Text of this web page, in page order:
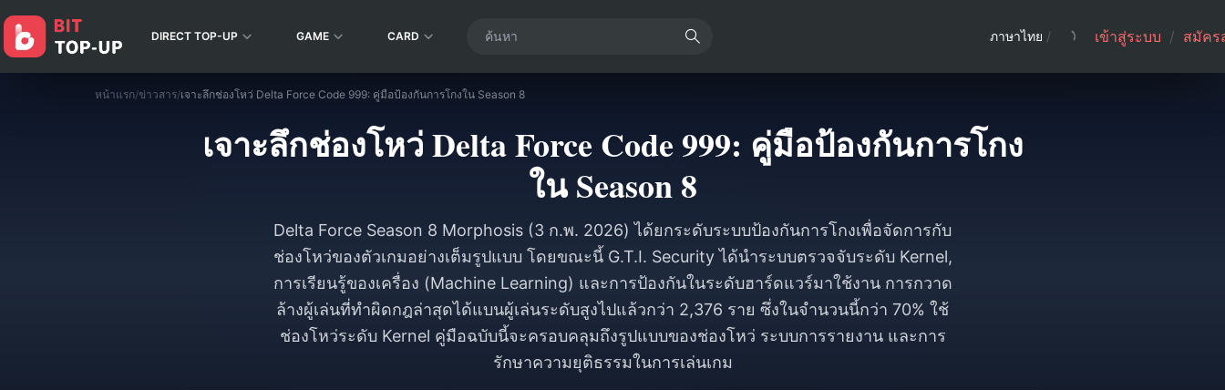
DIRECT TOP-UP GAME CARD ภาษาไทย / เข้าสู่ระบบ / สมัคร
หน้าแรก/ข่าวสาร/เจาะลึกช่องโหว่ Delta Force Code 999: คู่มือป้องกันการโกงใน Season 8
เจาะลึกช่องโหว่ Delta Force Code 999: คู่มือป้องกันการโกง
ใน Season 8
Delta Force Season 8 Morphosis (3 ก.พ. 2026) ได้ยกระดับระบบป้องกันการโกงเพื่อจัดการกับ
ช่องโหว่ของตัวเกมอย่างเต็มรูปแบบ โดยขณะนี้ G.T.I. Security ได้นำระบบตรวจจับระดับ Kernel,
การเรียนรู้ของเครื่อง (Machine Learning) และการป้องกันในระดับฮาร์ดแวร์มาใช้งาน การกวาด
ล้างผู้เล่นที่ทำผิดกฎล่าสุดได้แบนผู้เล่นระดับสูงไปแล้วกว่า 2,376 ราย ซึ่งในจำนวนนี้กว่า 70% ใช้
ช่องโหว่ระดับ Kernel คู่มือฉบับนี้จะครอบคลุมถึงรูปแบบของช่องโหว่ ระบบการรายงาน และการ
รักษาความยุติธรรมในการเล่นเกม